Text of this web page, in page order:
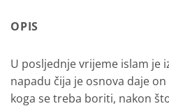
OPIS
U posljednje vrijeme islam je
napadu čija je osnova daje
koga se treba boriti, nakon